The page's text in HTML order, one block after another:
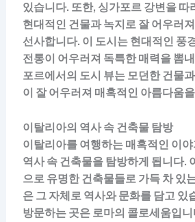
있습니다. 또한, 싱가포르 강변을 따
현대적인 건물과 녹지로 잘 어우러
선사합니다. 이 도시는 현대적인 풍
전통이 어우러져 독특한 매력을 뽐
포르에서의 도시 뷰는 모던한 건물
이 잘 어우러져 매혹적인 아름다움
이탈리아의 역사 속 건축물 탐방
이탈리아를 여행하는 매혹적인 이
역사 속 건축물을 탐방하게 됩니다.
으로 유명한 건축물들로 가득 차 있
은 그 자체로 역사와 문화를 담고 있
방문하는 곳은 로마의 콜로세움입